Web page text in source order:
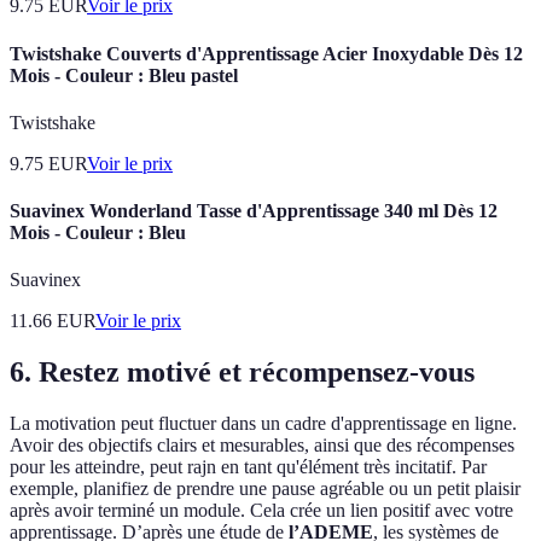
9.75 EURVoir le prix
Twistshake Couverts d'Apprentissage Acier Inoxydable Dès 12
Mois - Couleur : Bleu pastel
Twistshake
9.75 EURVoir le prix
Suavinex Wonderland Tasse d'Apprentissage 340 ml Dès 12
Mois - Couleur : Bleu
Suavinex
11.66 EURVoir le prix
6. Restez motivé et récompensez-vous
La motivation peut fluctuer dans un cadre d'apprentissage en ligne.
Avoir des objectifs clairs et mesurables, ainsi que des récompenses
pour les atteindre, peut rajn en tant qu'élément très incitatif. Par
exemple, planifiez de prendre une pause agréable ou un petit plaisir
après avoir terminé un module. Cela crée un lien positif avec votre
apprentissage. D’après une étude de l’ADEME, les systèmes de